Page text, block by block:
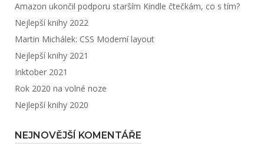
Amazon ukončil podporu starším Kindle čtečkám, co s tím?
Nejlepší knihy 2022
Martin Michálek: CSS Moderní layout
Nejlepší knihy 2021
Inktober 2021
Rok 2020 na volné noze
Nejlepší knihy 2020
NEJNOVĚJŠÍ KOMENTÁŘE